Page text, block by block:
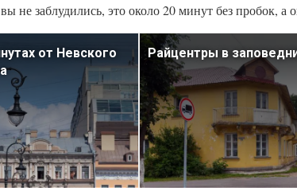
не заблудились, это около 20 минут без пробок, а
от Невского
Райцентры в